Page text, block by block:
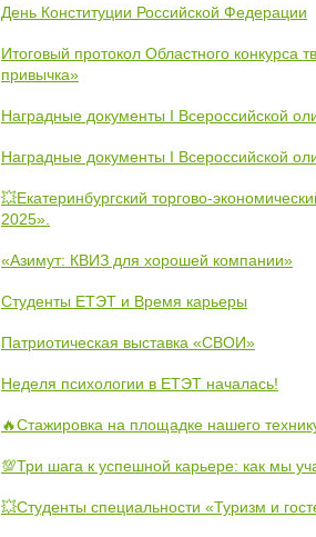
День Конституции Российской Федерации
Итоговый протокол Областного конкурса
привычка»
Наградные документы I Всероссийской
Наградные документы I Всероссийской
💥Екатеринбургский торгово-
2025».
«Азимут: КВИЗ для хорошей компании»
Студенты ЕТЭТ и Время карьеры
Патриотическая выставка «СВОИ»
Неделя психологии в ЕТЭТ началась!
🔥Стажировка на площадке нашего
💯Три шага к успешной карьере: как мы
💥Студенты специальности «Туризм и